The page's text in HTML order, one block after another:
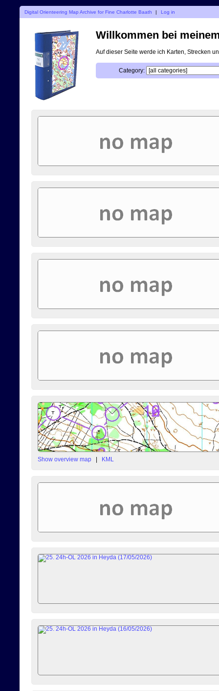
Digital Orienteering Map Archive for Fine Charlotte Baath | Log in
Willkommen bei
Auf dieser Seite werde ich Karten, Strecken
Category:
Show overview map | KML